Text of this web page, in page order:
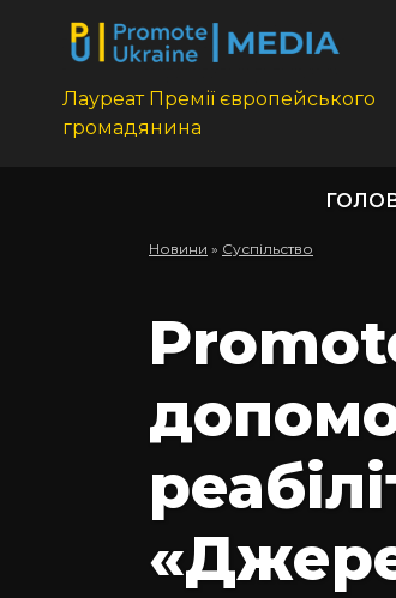
Лауреат Премії європейського
громадянина
Новини » Суспільство